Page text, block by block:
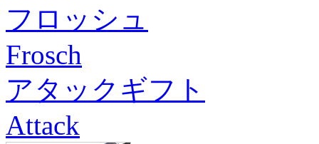
フロッシュ
Frosch
アタックギフト
Attack